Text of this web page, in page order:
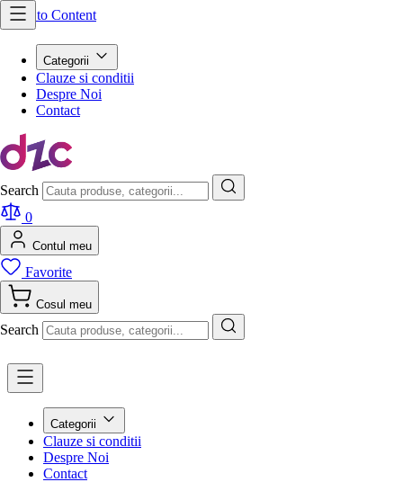
Skip to Content
Categorii
Clauze si conditii
Despre Noi
Contact
Search
0
Contul meu
Favorite
Cosul meu
Search
Categorii
Clauze si conditii
Despre Noi
Contact